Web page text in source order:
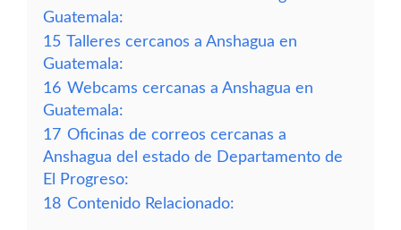
Guatemala:
15 Talleres cercanos a Anshagua en
Guatemala:
16 Webcams cercanas a Anshagua en
Guatemala:
17 Oficinas de correos cercanas a
Anshagua del estado de Departamento de
El Progreso:
18 Contenido Relacionado: